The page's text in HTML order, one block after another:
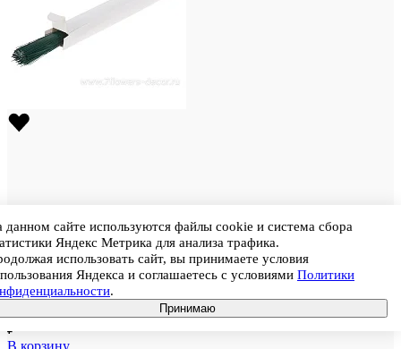
Штрихкод4640203811759
Проволока флористическая герберная, D0,7 ммx40 см, 1 кг
Цена 396
Цена при покупке кратно коробке (в коробке 10 шт.)
₽
данном сайте используются файлы cookie и система сбора
Яндекс Метрика для анализа трафика.
использовать сайт, вы принимаете условия
Яндекса и соглашаетесь с условиями Политики
.
Принимаю